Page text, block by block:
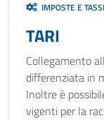
IMPOSTE E
TARI
Collegamento
differenziata in
Inoltre è
vigenti per la